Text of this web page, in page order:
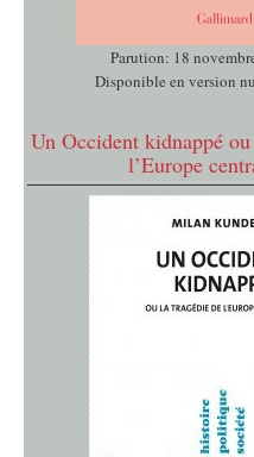
Parution: 18
Disponible en version
Un Occident kidnappé
l’Europe